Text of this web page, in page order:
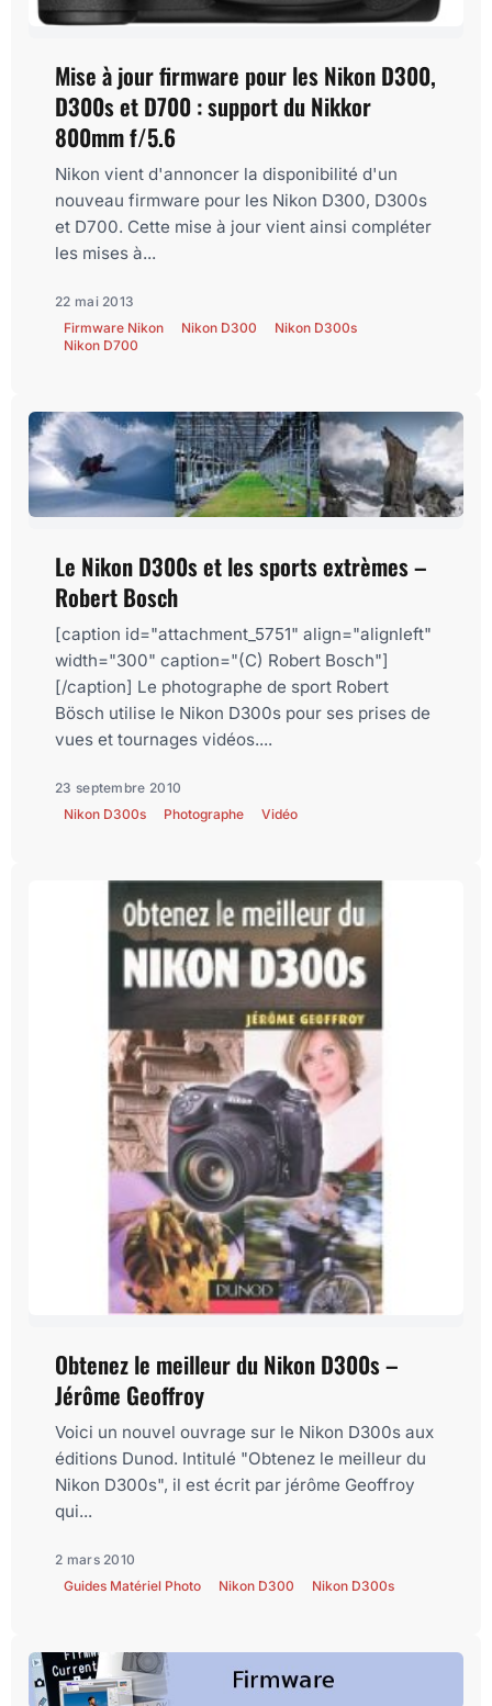
Mise à jour firmware pour les Nikon D300,
D300s et D700 : support du Nikkor
800mm f/5.6
Nikon vient d'annoncer la disponibilité d'un
nouveau firmware pour les Nikon D300, D300s
et D700. Cette mise à jour vient ainsi compléter
les mises à...
22 mai 2013
Firmware Nikon
Nikon D300
Nikon D300s
Nikon D700
Le Nikon D300s et les sports extrèmes –
Robert Bosch
[caption id="attachment_5751" align="alignleft"
width="300" caption="(C) Robert Bosch"]
[/caption] Le photographe de sport Robert
Bösch utilise le Nikon D300s pour ses prises de
vues et tournages vidéos....
23 septembre 2010
Nikon D300s
Photographe Vidéo
Obtenez le meilleur du Nikon D300s –
Jérôme Geoffroy
Voici un nouvel ouvrage sur le Nikon D300s aux
éditions Dunod. Intitulé "Obtenez le meilleur du
Nikon D300s", il est écrit par jérôme Geoffroy
qui...
2 mars 2010
Guides Matériel Photo
Nikon D300 Nikon D300s